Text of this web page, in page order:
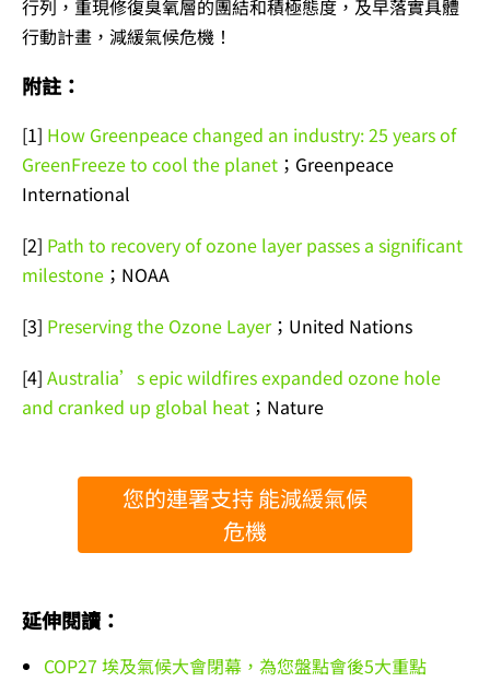
行列，重現修復臭氧層的團結和積極態度，及早落實具體
行動計畫，減緩氣候危機！
附註：
[1] How Greenpeace changed an industry: 25 years of
GreenFreeze to cool the planet ；Greenpeace
International
[2] Path to recovery of ozone layer passes a significant
milestone ；NOAA
[3] Preserving the Ozone Layer；United Nations
[4] Australia’s epic wildfires expanded ozone hole
and cranked up global heat ；Nature
您的連署支持 能減緩氣候
危機
延伸閱讀：
COP27 埃及氣候大會閉幕，為您盤點會後5大重點